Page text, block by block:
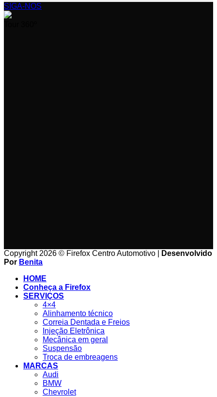
SIGA-NOS
Copyright 2026 © Firefox Centro Automotivo |
Desenvolvido
Por Benita
HOME
Conheça a Firefox
SERVIÇOS
4×4
Alinhamento técnico
Correia Dentada e Freios
Injeção Eletrônica
Mecânica em geral
Suspensão
Troca de embreagens
MARCAS
Audi
BMW
Chevrolet